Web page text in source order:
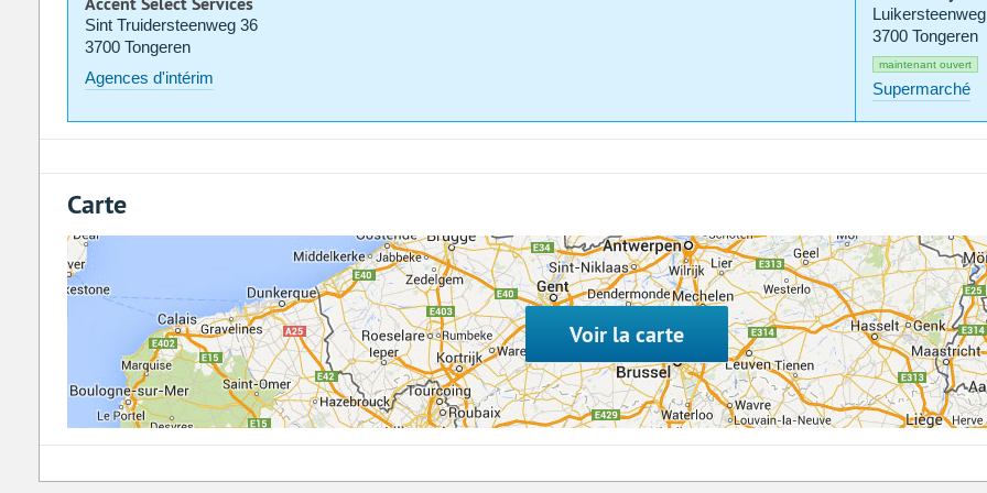
Sint Truidersteenweg 36
3700 Tongeren
Agences d'intérim
3700 Tongeren
maintenant ouvert
Supermarché
Carte
Voir la carte